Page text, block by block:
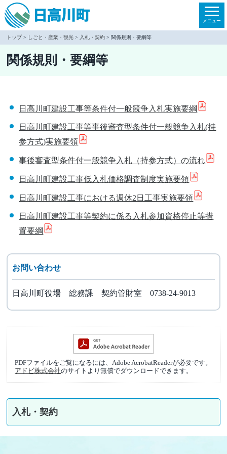
本
文
メニュー
トップ> しごと・産業・観光 > 入札・契約 > 関係規則・要綱等
関係規則・要綱等
日高川町建設工事等条件付一般競争入札実施要綱
日高川町建設工事等事後審査型条件付一般競争入札(持
参方式)実施要領
事後審査型条件付一般競争入札（持参方式）の流れ
日高川町建設工事低入札価格調査制度実施要領
日高川町建設工事における週休2日工事実施要領
日高川町建設工事等契約に係る入札参加資格停止等措
置要綱
お問い合わせ
日高川町役場 総務課 契約管財室 0738-24-9013
PDFファイルをご覧になるには、Adobe AcrobatReaderが必要です。
アドビ株式会社のサイトより無償でダウンロードできます。
入札・契約